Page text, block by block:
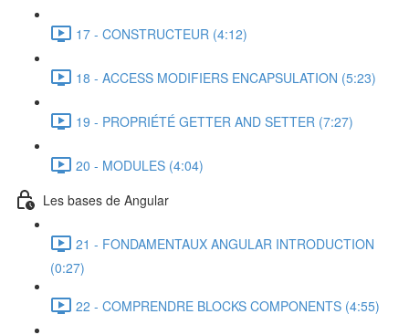
17 - CONSTRUCTEUR (4:12)
18 - ACCESS MODIFIERS ENCAPSULATION (5:23)
19 - PROPRIÉTÉ GETTER AND SETTER (7:27)
20 - MODULES (4:04)
Les bases de Angular
21 - FONDAMENTAUX ANGULAR INTRODUCTION
(0:27)
22 - COMPRENDRE BLOCKS COMPONENTS (4:55)